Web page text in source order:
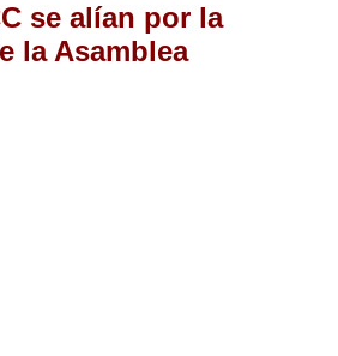
se alían por la
la Asamblea